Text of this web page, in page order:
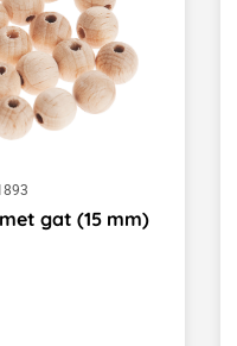
gat (15 mm)